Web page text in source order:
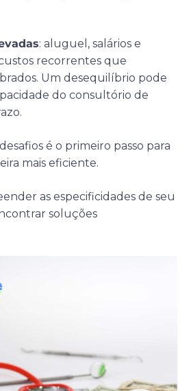
: aluguel, salários e
recorrentes que
Um desequilíbrio pode
do consultório de
é o primeiro passo para
mais eficiente.
as especificidades de seu
soluções